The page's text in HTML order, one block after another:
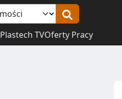
Plastech TVOferty Pracy